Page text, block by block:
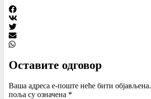
Оставите одговор
Ваша адреса е-поште неће бити објављена.
поља су означена *